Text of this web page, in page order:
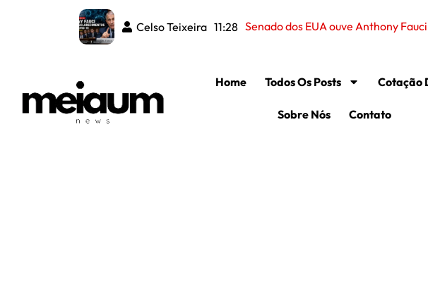
Celso Teixeira 08:50 Fraude
Celso Teixeira 11:28
Home Todos Os Posts Cotação
Sobre Nós Contato